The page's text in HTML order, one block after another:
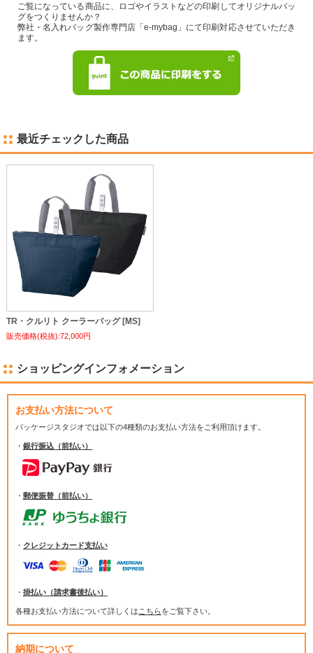
ご覧になっている商品に、ロゴやイラストなどの印刷してオリジナルバッ
グをつくりませんか？
弊社・名入れバッグ製作専門店「e-mybag」にて印刷対応させていただき
ます。
最近チェックした商品
TR・クルリト クーラーバッグ [MS]
販売価格(税抜):72,000円
ショッピングインフォメーション
お支払い方法について
パッケージスタジオでは以下の4種類のお支払い方法をご利用頂けます。
・ 銀行振込（前払い）
・ 郵便振替（前払い）
・ クレジットカード支払い
・ 掛払い（請求書後払い）
各種お支払い方法について詳しくは こちらをご覧下さい。
納期について